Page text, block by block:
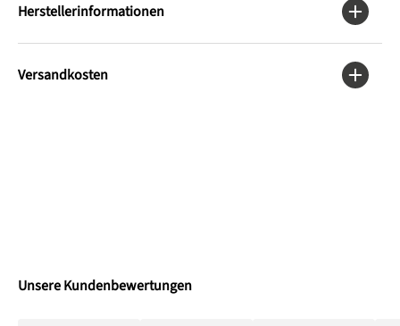
Herstellerinformationen
Versandkosten
Unsere Kundenbewertungen